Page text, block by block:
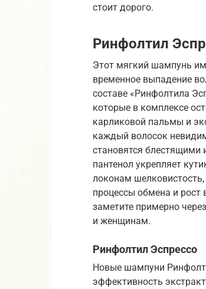
стоит дорого.
Ринфолтил
Этот мягкий шампунь
временное выпадение
составе «Ринфолтила
которые в комплексе
карликовой пальмы и
каждый волосок
становятся блестящими
пантенол укрепляет
локонам
процессы обмена и рост
заметите примерно
и женщинам.
Ринфолтил Эспрессо
Новые шампуни
эффективность